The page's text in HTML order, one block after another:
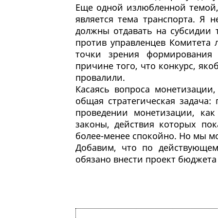
Еще одной излюбленной
является тема транспорта.
должны отдавать на
против управленцев
точки зрения
причине того, что конкурс,
провалили.
Касаясь вопроса
общая стратегическая
проведении монетизации,
законы, действия которых
более-менее спокойно. Но мы
Добавим, что по
обязано внести проект